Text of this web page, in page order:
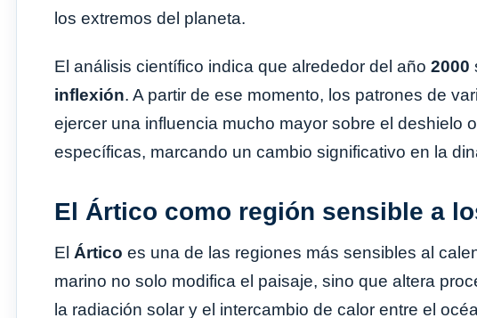
los extremos del planeta.
El análisis científico indica que alrededor del año 2000
inflexión. A partir de ese momento, los patrones de
ejercer una influencia mucho mayor sobre el deshielo
específicas, marcando un cambio significativo en la
El Ártico como región sensible a
El Ártico es una de las regiones más sensibles al
marino no solo modifica el paisaje, sino que altera
la radiación solar y el intercambio de calor entre el